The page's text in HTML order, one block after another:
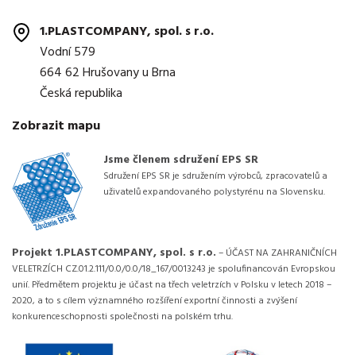
1.PLASTCOMPANY, spol. s r.o.
Vodní 579
664 62 Hrušovany u Brna
Česká republika
Zobrazit mapu
Jsme členem sdružení EPS SR
Sdružení EPS SR je sdružením výrobců, zpracovatelů a
uživatelů expandovaného polystyrénu na Slovensku.
Projekt 1.PLASTCOMPANY, spol. s r.o. – ÚČAST NA ZAHRANIČNÍCH
VELETRZÍCH CZ.01.2.111/0.0/0.0/18_167/0013243 je spolufinancován Evropskou
unií. Předmětem projektu je účast na třech veletrzích v Polsku v letech 2018 –
2020, a to s cílem významného rozšíření exportní činnosti a zvýšení
konkurenceschopnosti společnosti na polském trhu.